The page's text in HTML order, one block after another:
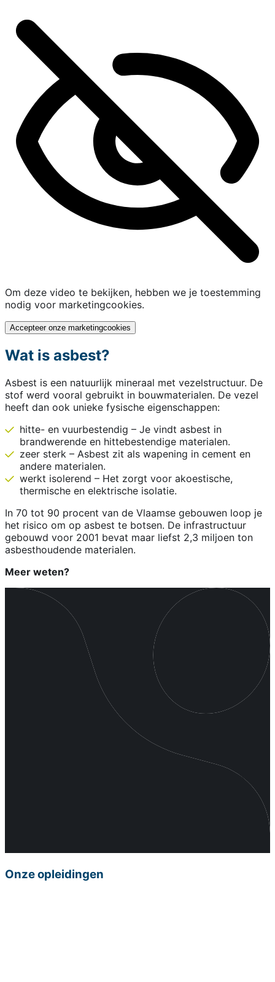
Om deze video te bekijken, hebben we je toestemming
nodig voor marketingcookies.
Accepteer onze marketingcookies
Wat is asbest?
Asbest is een natuurlijk mineraal met vezelstructuur. De
stof werd vooral gebruikt in bouwmaterialen. De vezel
heeft dan ook unieke fysische eigenschappen:
hitte- en vuurbestendig – Je vindt asbest in
brandwerende en hittebestendige materialen.
zeer sterk – Asbest zit als wapening in cement en
andere materialen.
werkt isolerend – Het zorgt voor akoestische,
thermische en elektrische isolatie.
In 70 tot 90 procent van de Vlaamse gebouwen loop je
het risico om op asbest te botsen. De infrastructuur
gebouwd voor 2001 bevat maar liefst 2,3 miljoen ton
asbesthoudende materialen.
Meer weten?
Onze opleidingen